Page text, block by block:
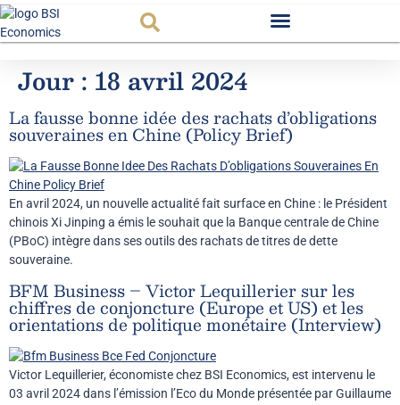
Jour : 18 avril 2024
La fausse bonne idée des rachats d’obligations
souveraines en Chine (Policy Brief)
En avril 2024, un nouvelle actualité fait surface en Chine : le Président
chinois Xi Jinping a émis le souhait que la Banque centrale de Chine
(PBoC) intègre dans ses outils des rachats de titres de dette
souveraine.
BFM Business – Victor Lequillerier sur les
chiffres de conjoncture (Europe et US) et les
orientations de politique monétaire (Interview)
Victor Lequillerier, économiste chez BSI Economics, est intervenu le
03 avril 2024 dans l’émission l’Eco du Monde présentée par Guillaume